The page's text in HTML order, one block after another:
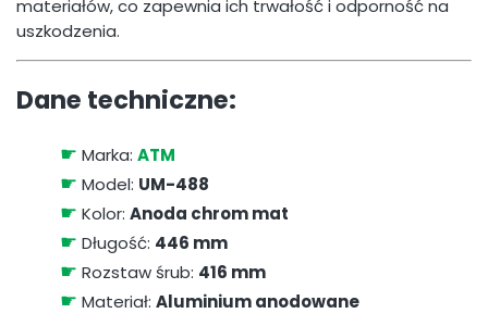
materiałów, co zapewnia ich trwałość i odporność na
uszkodzenia.
Dane techniczne:
☛ Marka: ATM
☛ Model: UM-488
☛ Kolor: Anoda chrom mat
☛ Długość: 446 mm
☛ Rozstaw śrub: 416 mm
☛ Materiał: Aluminium anodowane